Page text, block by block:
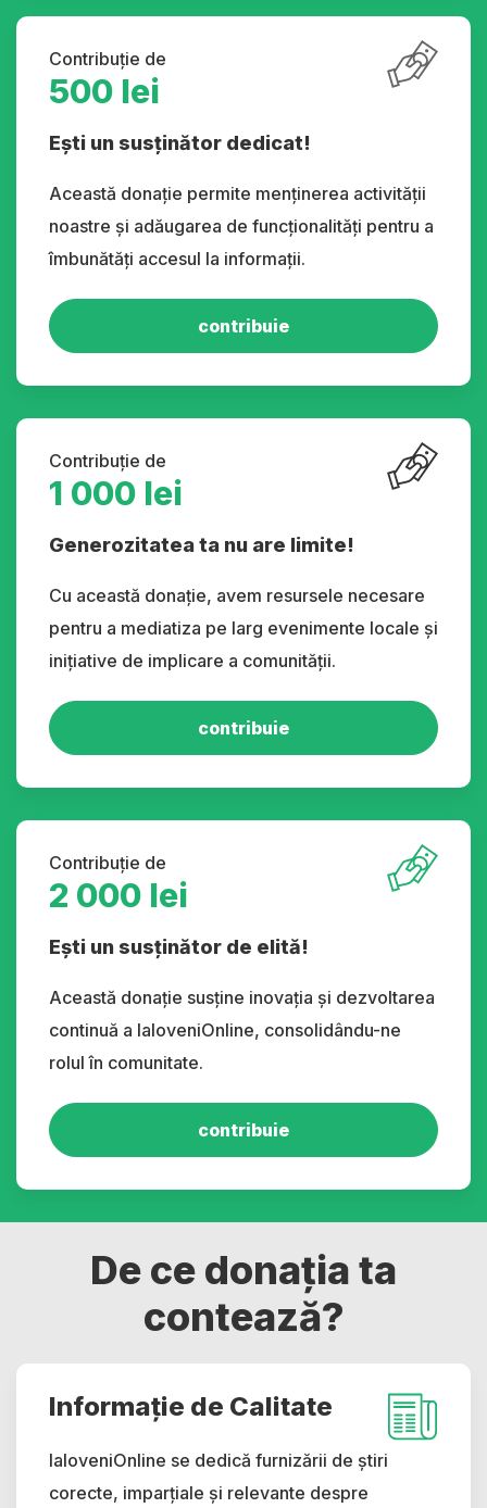
Contribuție de
500 lei
Ești un susținător dedicat!
Această donație permite menținerea activității
noastre și adăugarea de funcționalități pentru a
îmbunătăți accesul la informații.
contribuie
Contribuție de
1 000 lei
Generozitatea ta nu are limite!
Cu această donație, avem resursele necesare
pentru a mediatiza pe larg evenimente locale și
inițiative de implicare a comunității.
contribuie
Contribuție de
2 000 lei
Ești un susținător de elită!
Această donație susține inovația și dezvoltarea
continuă a IaloveniOnline, consolidându-ne
rolul în comunitate.
contribuie
De ce donația ta
contează?
Informație de Calitate
IaloveniOnline se dedică furnizării de știri
corecte, imparțiale și relevante despre